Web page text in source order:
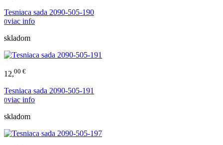
Tesniaca sada 2090-505-190
0viac info
skladom
12,00 €
Tesniaca sada 2090-505-191
0viac info
skladom